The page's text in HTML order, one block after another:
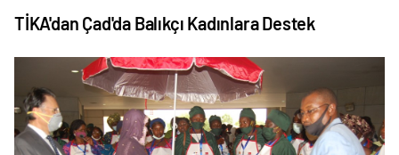
TİKA'dan Çad'da Balıkçı Kadınlara Destek